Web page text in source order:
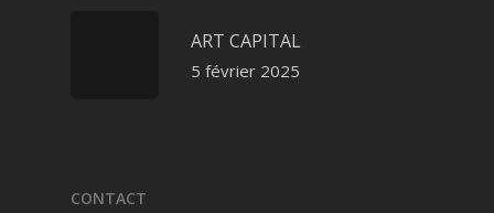
ART CAPITAL
5 février 2025
CONTACT